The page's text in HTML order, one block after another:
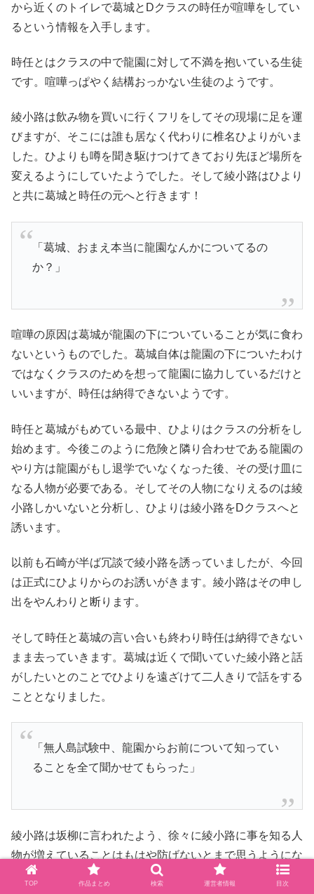
から近くのトイレで葛城とDクラスの時任が喧嘩をしてい
るという情報を入手します。
時任とはクラスの中で龍園に対して不満を抱いている生徒
です。喧嘩っぱやく結構おっかない生徒のようです。
綾小路は飲み物を買いに行くフリをしてその現場に足を運
びますが、そこには誰も居なく代わりに椎名ひよりがいま
した。ひよりも噂を聞き駆けつけてきており先ほど場所を
変えるようにしていたようでした。そして綾小路はひより
と共に葛城と時任の元へと行きます！
「葛城、おまえ本当に龍園なんかについてるの
か？」
喧嘩の原因は葛城が龍園の下についていることが気に食わ
ないというものでした。葛城自体は龍園の下についたわけ
ではなくクラスのためを想って龍園に協力しているだけと
いいますが、時任は納得できないようです。
時任と葛城がもめている最中、ひよりはクラスの分析をし
始めます。今後このように危険と隣り合わせである龍園の
やり方は龍園がもし退学でいなくなった後、その受け皿に
なる人物が必要である。そしてその人物になりえるのは綾
小路しかいないと分析し、ひよりは綾小路をDクラスへと
誘います。
以前も石崎が半ば冗談で綾小路を誘っていましたが、今回
は正式にひよりからのお誘いがきます。綾小路はその申し
出をやんわりと断ります。
そして時任と葛城の言い合いも終わり時任は納得できない
まま去っていきます。葛城は近くで聞いていた綾小路と話
がしたいとのことでひよりを遠ざけて二人きりで話をする
こととなりました。
「無人島試験中、龍園からお前について知ってい
ることを全て聞かせてもらった」
綾小路は坂柳に言われたよう、徐々に綾小路に事を知る人
物が増えていることはもはや防げないとまで思うようにな
ります。そして最後、葛城からは「本気でおまえと戦える
TOP 作品まとめ 検索 運営者情報 目次